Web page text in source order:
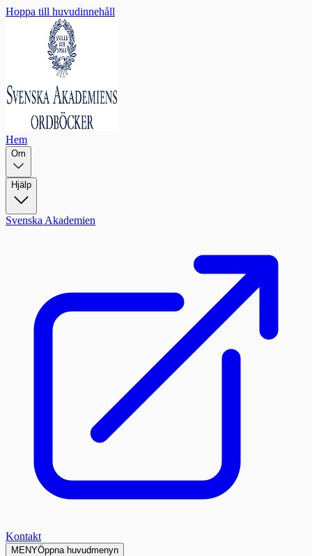
Hoppa till huvudinnehåll
Hem
Om
Hjälp
Svenska Akademien
Kontakt
MENYÖppna huvudmenyn